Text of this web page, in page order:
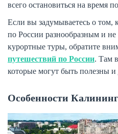
всего остановиться на время
Если вы задумываетесь о том,
по России разнообразным и
курортные туры, обратите
путешествий по России. Там
которые могут быть полезны и
Особенности